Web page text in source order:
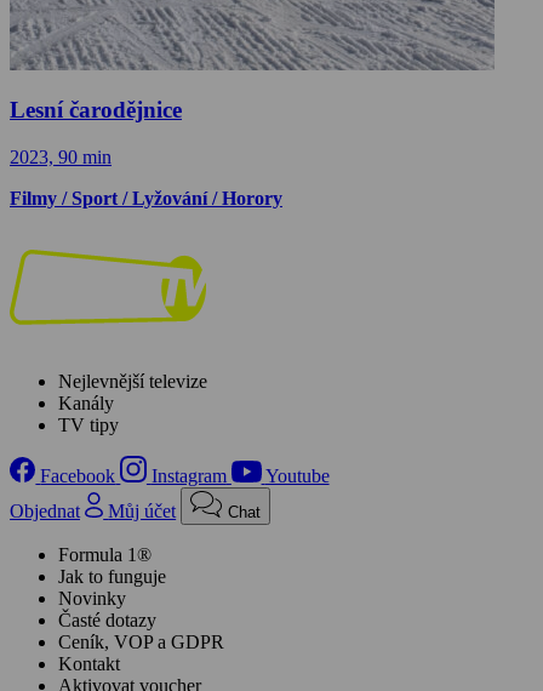
Lesní čarodějnice
2023, 90 min
Filmy / Sport / Lyžování / Horory
Nejlevnější televize
Kanály
TV tipy
Facebook Instagram
Youtube
Objednat
Můj účet Chat
Formula 1®
Jak to funguje
Novinky
Časté dotazy
Ceník, VOP a GDPR
Kontakt
Aktivovat voucher